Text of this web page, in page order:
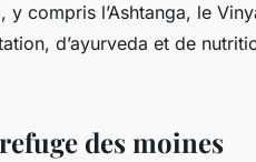
compris l’Ashtanga, le
d’ayurveda et de
des moines